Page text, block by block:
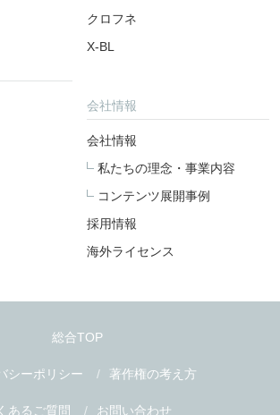
クロフネ
X-BL
会社情報
会社情報
私たちの理念・事業内容
コンテンツ展開事例
採用情報
海外ライセンス
総合TOP
シーポリシー 著作権の考え方
あるご質問 お問い合わせ